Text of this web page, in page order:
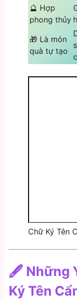
🔮 Hợp
phong thủy
🎁 Là món
quà tự tạo
Chữ Ký Tên
🖋️ Những
Ký Tên